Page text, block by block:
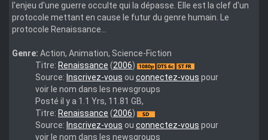
l'enjeu d'une guerre occulte qui la dépasse. Elle est la clef d'un
protocole mettant en cause le futur du genre humain. Le
protocole Renaissance...
Genre: Action, Animation, Science-Fiction
Renaissance.2006.German.DTS.DL.1080p.BluRay.AVC.Remux-
Titre: Renaissance (2006)
Source: Inscrivez-vous ou connectez-vous pour
voir le nom dans les newsgroups
Posté il y a 1.1 Yrs, 11.81 GB,
Renaissance-
(2006)-
French-
Titre: Renaissance (2006)
Source: Inscrivez-vous ou connectez-vous pour
voir le nom dans les newsgroups